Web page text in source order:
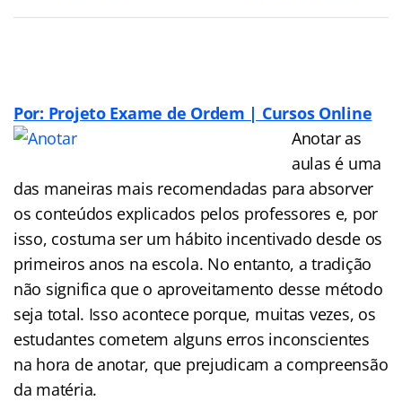
Por: Projeto Exame de Ordem | Cursos Online
Anotar as
aulas é uma
das maneiras mais recomendadas para absorver
os conteúdos explicados pelos professores e, por
isso, costuma ser um hábito incentivado desde os
primeiros anos na escola. No entanto, a tradição
não significa que o aproveitamento desse método
seja total. Isso acontece porque, muitas vezes, os
estudantes cometem alguns erros inconscientes
na hora de anotar, que prejudicam a compreensão
da matéria.